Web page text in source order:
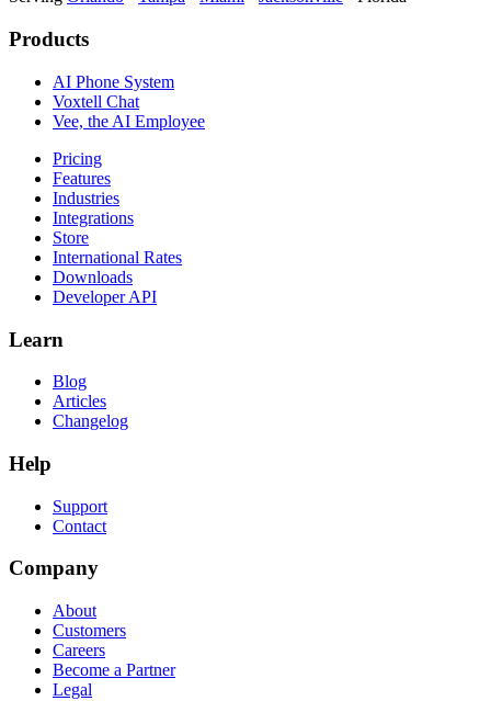
Products
AI Phone System
Voxtell Chat
Vee, the AI Employee
Pricing
Features
Industries
Integrations
Store
International Rates
Downloads
Developer API
Learn
Blog
Articles
Changelog
Help
Support
Contact
Company
About
Customers
Careers
Become a Partner
Legal